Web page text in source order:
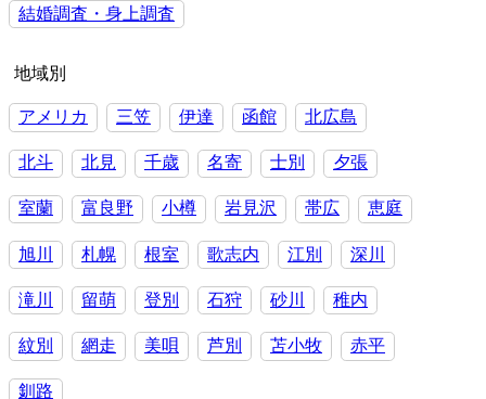
結婚調査・身上調査
地域別
アメリカ 三笠 伊達 函館 北広島
北斗 北見 千歳 名寄 士別 夕張
室蘭 富良野 小樽 岩見沢 帯広 恵庭
旭川 札幌 根室 歌志内 江別 深川
滝川 留萌 登別 石狩 砂川 稚内
紋別 網走 美唄 芦別 苫小牧 赤平
釧路